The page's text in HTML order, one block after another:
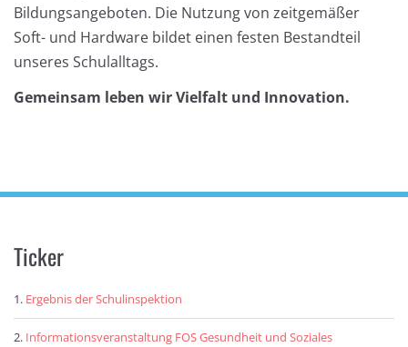
Bildungsangeboten. Die Nutzung von zeitgemäßer
Soft- und Hardware bildet einen festen Bestandteil
unseres Schulalltags.
Gemeinsam leben wir Vielfalt und Innovation.
Ticker
Ergebnis der Schulinspektion
Informationsveranstaltung FOS Gesundheit und Soziales